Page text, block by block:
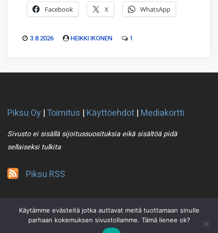
Facebook X WhatsApp
3.8.2026 HEIKKI IKONEN 1
Piksu Oy |Toimitus | Käyttöehdot | Mediakortti
Sivusto ei sisällä sijoitussuosituksia eikä sisältöä pidä
sellaiseksi tulkita
Piksu RSS
Käytämme evästeitä jotka auttavat meitä tuottamaan sinulle
parhaan kokemuksen sivustollamme. Tämä lienee ok?